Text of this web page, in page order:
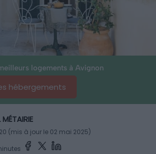
logements à Avignon
hébergements
(mis à jour le 02 mai 2025)